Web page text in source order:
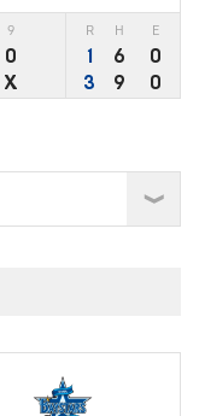
9 R H E
0 1 6 0
X 3 9 0